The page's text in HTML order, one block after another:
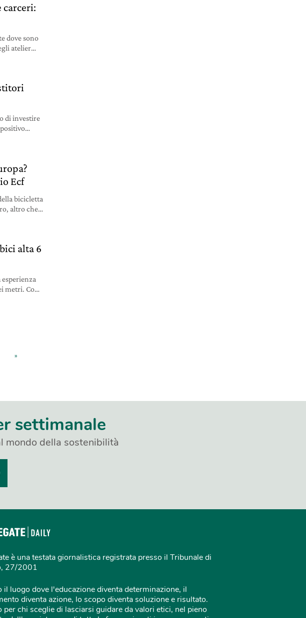
della
dove sono
atelier
di investire
Ecf
bicicletta
altro che
di
alta 6
esperienza
metri. Come
un
»
settimanale
mondo della sostenibilità
è una testata giornalistica registrata presso il Tribunale di
27/2001
il luogo dove l'educazione diventa determinazione, il
diventa azione, lo scopo diventa soluzione e risultato.
per chi sceglie di lasciarsi guidare da valori etici, nel pieno